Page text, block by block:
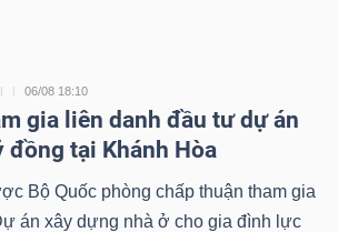
06/08 18:10
gia liên danh đầu tư dự án
đồng tại Khánh Hòa
Bộ Quốc phòng chấp thuận tham gia
án xây dựng nhà ở cho gia đình lực